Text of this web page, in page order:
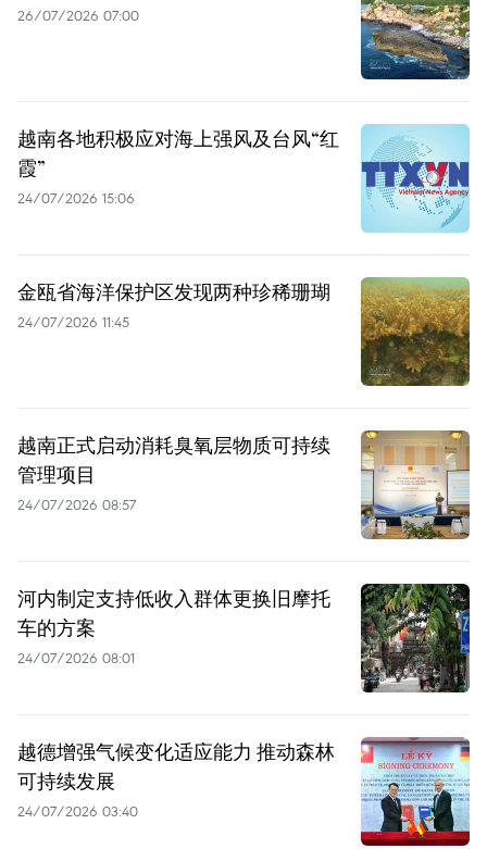
26/07/2026 07:00
越南各地积极应对海上强风及台风“红
霞”
24/07/2026 15:06
金瓯省海洋保护区发现两种珍稀珊瑚
24/07/2026 11:45
越南正式启动消耗臭氧层物质可持续
管理项目
24/07/2026 08:57
河内制定支持低收入群体更换旧摩托
车的方案
24/07/2026 08:01
越德增强气候变化适应能力 推动森林
可持续发展
24/07/2026 03:40